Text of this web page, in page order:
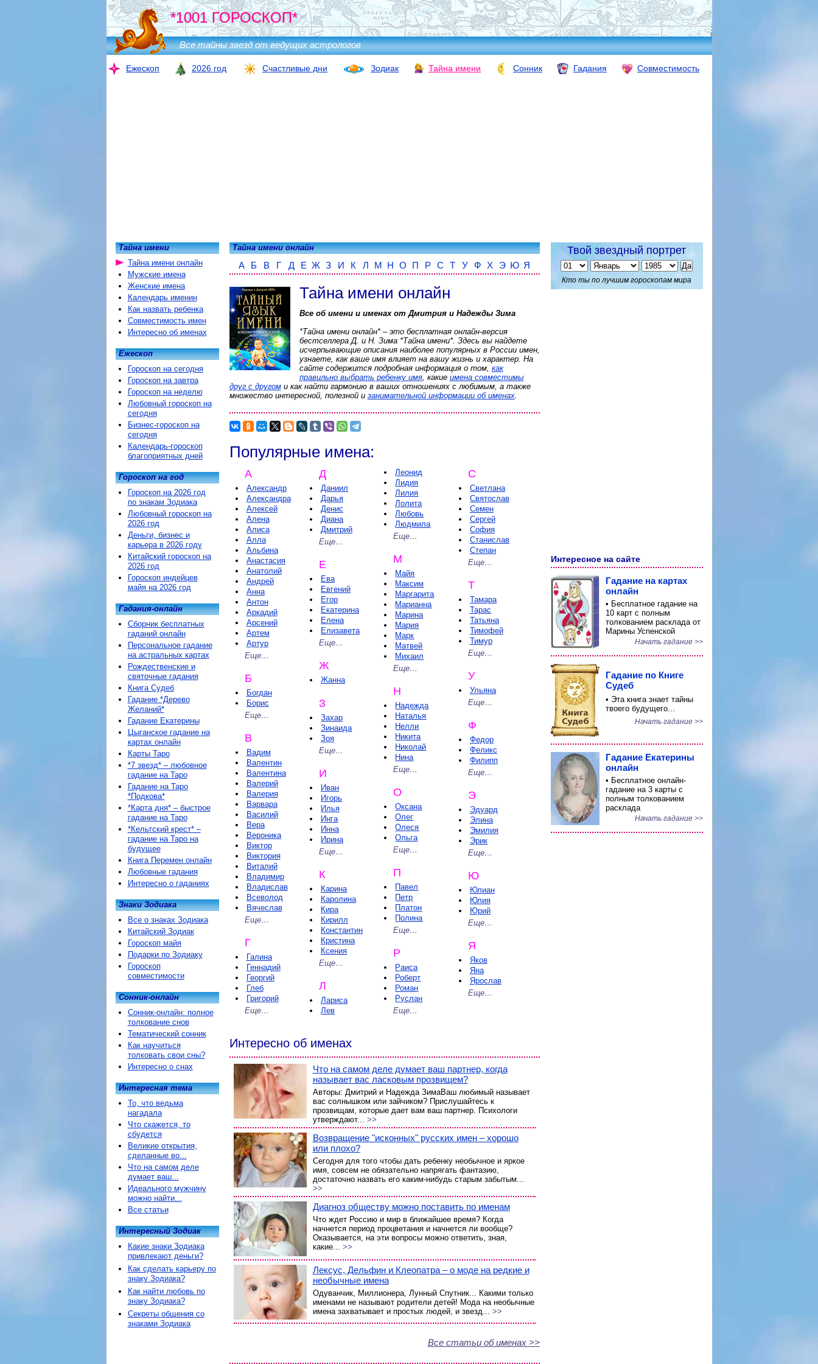
*1001 ГОРОСКОП*
Все тайны звезд от ведущих астрологов
Ежескоп 2026 год Счастливые дни Зодиак Тайна имени Сонник Гадания Совместимость
Тайна имени онлайн
А Б В Г Д Е Ж З И К Л М Н О П Р С Т У Ф Х Э Ю Я
Тайна имени онлайн
Все об имени и именах от Дмитрия и Надежды Зима
*Тайна имени онлайн* – это бесплатная онлайн-версия
бестселлераД. и Н. Зима*Тайна имени*. Здесь вы найдете
исчерпывающие описания наиболее популярных в России имен,
узнаете, как ваше имя влияет на вашу жизнь и характер. На
сайте содержится подробная информация о том, как
правильно выбрать ребенку имя, какие имена совместимы
друг с другоми как найти гармонию в ваших отношениях с любимым, а также
множество интересной, полезной и занимательной информации об именах.
Популярные имена:
А
Александр
Александра
Алексей
Алена
Алиса
Алла
Альбина
Анастасия
Анатолий
Андрей
Анна
Антон
Аркадий
Арсений
Артем
Артур
Еще…
Б
Богдан
Борис
Еще…
В
Вадим
Валентин
Валентина
Валерий
Валерия
Варвара
Василий
Вера
Вероника
Виктор
Виктория
Виталий
Владимир
Владислав
Всеволод
Вячеслав
Еще…
Г
Галина
Геннадий
Георгий
Глеб
Григорий
Еще…
Д
Даниил
Дарья
Денис
Диана
Дмитрий
Еще…
Е
Ева
Евгений
Егор
Екатерина
Елена
Елизавета
Еще…
Ж
Жанна
З
Захар
Зинаида
Зоя
Еще…
И
Иван
Игорь
Илья
Инга
Инна
Ирина
Еще…
К
Карина
Каролина
Кира
Кирилл
Константин
Кристина
Ксения
Еще…
Л
Лариса
Лев
Леонид
Лидия
Лилия
Лолита
Любовь
Людмила
Еще…
М
Майя
Максим
Маргарита
Марианна
Марина
Мария
Марк
Матвей
Михаил
Еще…
Н
Надежда
Наталья
Нелли
Никита
Николай
Нина
Еще…
О
Оксана
Олег
Олеся
Ольга
Еще…
П
Павел
Петр
Платон
Полина
Еще…
Р
Раиса
Роберт
Роман
Руслан
Еще…
С
Светлана
Святослав
Семен
Сергей
София
Станислав
Степан
Еще…
Т
Тамара
Тарас
Татьяна
Тимофей
Тимур
Еще…
У
Ульяна
Еще…
Ф
Федор
Феликс
Филипп
Еще…
Э
Эдуард
Элина
Эмилия
Эрик
Еще…
Ю
Юлиан
Юлия
Юрий
Еще…
Я
Яков
Яна
Ярослав
Еще…
Интересно об именах
Что на самом деле думает ваш партнер, когда
называет вас ласковым прозвищем?
Авторы: Дмитрий и Надежда ЗимаВаш любимый называет
вас солнышком или зайчиком? Прислушайтесь к
прозвищам, которые дает вам ваш партнер. Психологи
утверждают... >>
Возвращение "исконных" русских имен – хорошо
или плохо?
Сегодня для того чтобы дать ребенку необычное и яркое
имя, совсем не обязательно напрягать фантазию,
достаточно назвать его каким-нибудь старым забытым...
>>
Диагноз обществу можно поставить по именам
Что ждет Россию и мир в ближайшее время? Когда
начнется период процветания и начнется ли вообще?
Оказывается, на эти вопросы можно ответить, зная,
какие... >>
Лексус, Дельфин и Клеопатра – о моде на редкие и
необычные имена
Одуванчик, Миллионера, Лунный Спутник... Какими только
именами не называют родители детей! Мода на необычные
имена захватывает и простых людей, и звезд... >>
Все статьи об именах >>
Тайна имени
Тайна имени онлайн
Мужские имена
Женские имена
Календарь именин
Как назвать ребенка
Совместимость имен
Интересно об именах
Ежескоп
Гороскоп на сегодня
Гороскоп на завтра
Гороскоп на неделю
Любовный гороскоп на
сегодня
Бизнес-гороскоп на
сегодня
Календарь-гороскоп
благоприятных дней
Гороскоп на год
Гороскоп на 2026 год
по знакам Зодиака
Любовный гороскоп на
2026 год
Деньги, бизнес и
карьера в 2026 году
Китайский гороскоп на
2026 год
Гороскоп индейцев
майя на 2026 год
Гадания-онлайн
Сборник бесплатных
гаданий онлайн
Персональное гадание
на астральных картах
Рождественские и
святочные гадания
Книга Судеб
Гадание *Дерево
Желаний*
Гадание Екатерины
Цыганское гадание на
картах онлайн
Карты Таро
*7 звезд* – любовное
гадание на Таро
Гадание на Таро
*Подкова*
*Карта дня* – быстрое
гадание на Таро
*Кельтский крест* –
гадание на Таро на
будущее
Книга Перемен онлайн
Любовные гадания
Интересно о гаданиях
Знаки Зодиака
Все о знаках Зодиака
Китайский Зодиак
Гороскоп майя
Подарки по Зодиаку
Гороскоп
совместимости
Сонник-онлайн
Сонник-онлайн: полное
толкование снов
Тематический сонник
Как научиться
толковать свои сны?
Интересно о снах
Интересная тема
То, что ведьма
нагадала
Что скажется, то
сбудется
Великие открытия,
сделанные во...
Что на самом деле
думает ваш...
Идеального мужчину
можно найти...
Все статьи
Интересный Зодиак
Какие знаки Зодиака
привлекают деньги?
Как сделать карьеру по
знаку Зодиака?
Как найти любовь по
знаку Зодиака?
Секреты общения со
знаками Зодиака
Твой звездный портрет
Кто ты по лучшим гороскопам мира
Интересное на сайте
Гадание на картах
онлайн
• Бесплатное гадание на
10 карт с полным
толкованием расклада от
Марины Успенской
Начать гадание >>
Гадание по Книге
Судеб
• Эта книга знает тайны
твоего будущего...
Начать гадание >>
Гадание Екатерины
онлайн
• Бесплатное онлайн-
гадание на 3 карты с
полным толкованием
расклада
Начать гадание >>